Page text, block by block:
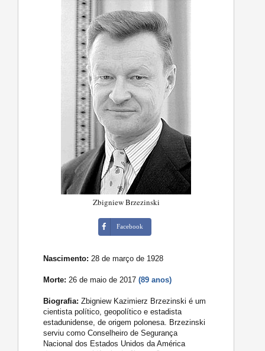
Zbigniew Brzezinski
Facebook
Nascimento: 28 de março de 1928
Morte: 26 de maio de 2017(89 anos)
Biografia: Zbigniew Kazimierz Brzezinski é um
cientista político, geopolítico e estadista
estadunidense, de origem polonesa. Brzezinski
serviu como Conselheiro de Segurança
Nacional dos Estados Unidos da América